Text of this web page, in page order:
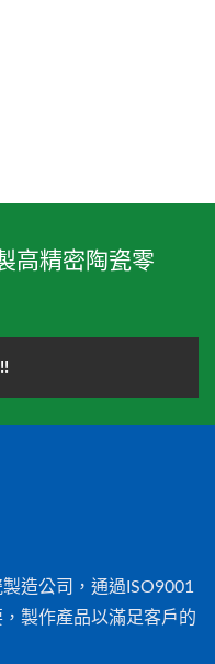
高精密陶瓷零
造公司，通過ISO9001
製作產品以滿足客戶的